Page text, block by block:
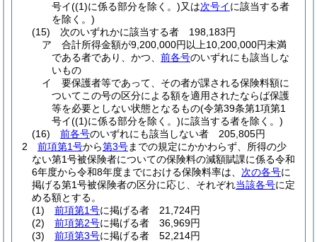
号イ((1)に係る部分を除く。)又は次号イに該当する者
を除く。)
(15)
次のいずれかに該当する者 198,183円
ア
合計所得金額が9,200,000円以上10,200,000円未満
である者であり、かつ、 前各号のいずれにも該当しな
いもの
イ
要保護者等であって、その者が課される保険料額に
ついてこの号の区分による額を適用されたならば保護
等を必要としない状態となるもの(令第39条第1項第1
号イ((1)に係る部分を除く。)に該当する者を除く。)
(16)
前各号のいずれにも該当しない者 205,805円
2
前項第1号から第3号までの規定にかかわらず、所得の少
ない第1号被保険者についての保険料の減額賦課に係る令和
6年度から令和8年度までにおける保険料率は、 次の各号に
掲げる第1号被保険者の区分に応じ、それぞれ当該各号に定
める額とする。
(1)
前項第1号に掲げる者 21,724円
(2)
前項第2号に掲げる者 36,969円
(3)
前項第3号に掲げる者 52,214円